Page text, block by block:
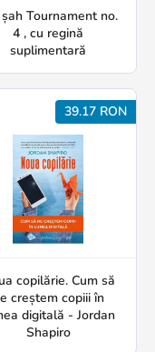
Tournament no.
4 , cu regină
suplimentară
39.17 RON
copilărie. Cum să
creștem copiii în
digitală - Jordan
Shapiro